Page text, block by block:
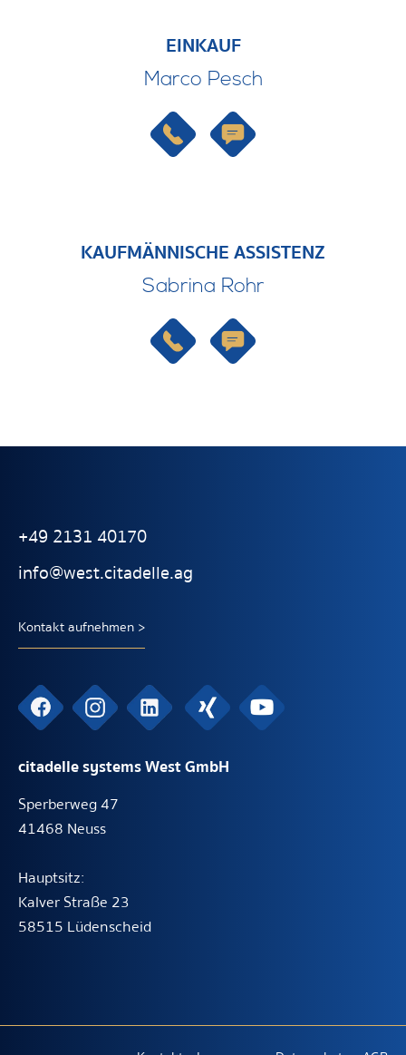
EINKAUF
Marco Pesch
KAUFMÄNNISCHE ASSISTENZ
Sabrina Rohr
+49 2131 40170
info@west.citadelle.ag
Kontakt aufnehmen >
citadelle systems West GmbH
Sperberweg 47
41468 Neuss
Hauptsitz:
Kalver Straße 23
58515 Lüdenscheid